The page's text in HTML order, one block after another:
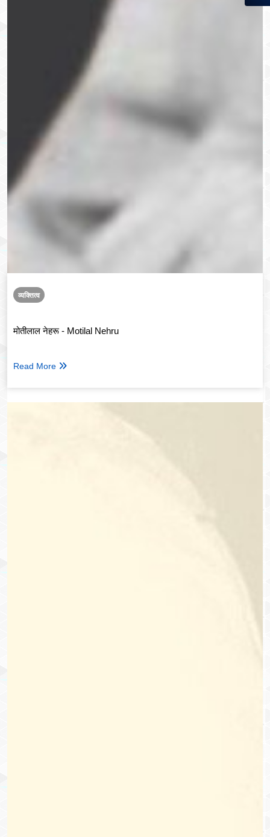
व्यक्तित्व
मोतीलाल नेहरू - Motilal Nehru
Read More